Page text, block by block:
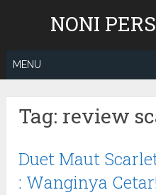
NONI
MENU
Tag: review
Duet Maut
: Wanginya